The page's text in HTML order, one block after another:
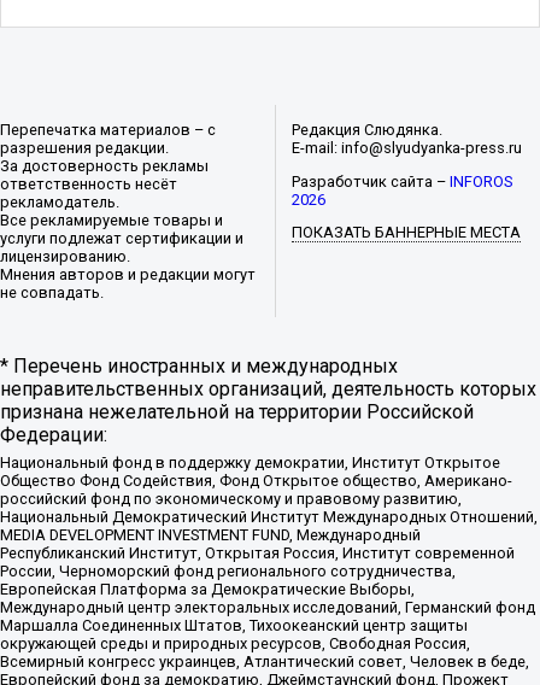
Перепечатка материалов – с
разрешения редакции.
За достоверность рекламы
ответственность несёт
рекламодатель.
Все рекламируемые товары и
услуги подлежат сертификации и
лицензированию.
Мнения авторов и редакции могут
не совпадать.
Редакция Слюдянка.
E-mail: info@slyudyanka-press.ru
Разработчик сайта –INFOROS
2026
ПОКАЗАТЬ БАННЕРНЫЕ МЕСТА
* Перечень иностранных и международных
неправительственных организаций, деятельность которых
признана нежелательной на территории Российской
Федерации:
Национальный фонд в поддержку демократии, Институт Открытое
Общество Фонд Содействия, Фонд Открытое общество, Американо-
российский фонд по экономическому и правовому развитию,
Национальный Демократический Институт Международных Отношений,
MEDIA DEVELOPMENT INVESTMENT FUND, Международный
Республиканский Институт, Открытая Россия, Институт современной
России, Черноморский фонд регионального сотрудничества,
Европейская Платформа за Демократические Выборы,
Международный центр электоральных исследований, Германский фонд
Маршалла Соединенных Штатов, Тихоокеанский центр защиты
окружающей среды и природных ресурсов, Свободная Россия,
Всемирный конгресс украинцев, Атлантический совет, Человек в беде,
Европейский фонд за демократию, Джеймстаунский фонд, Прожект